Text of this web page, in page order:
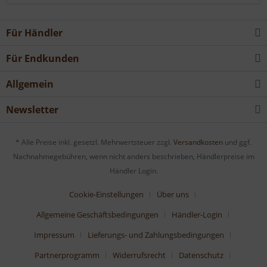
Für Händler
Für Endkunden
Allgemein
Newsletter
* Alle Preise inkl. gesetzl. Mehrwertsteuer zzgl. Versandkosten und ggf.
Nachnahmegebühren, wenn nicht anders beschrieben, Händlerpreise im
Händler Login.
Cookie-Einstellungen
Über uns
Allgemeine Geschäftsbedingungen
Händler-Login
Impressum
Lieferungs- und Zahlungsbedingungen
Partnerprogramm
Widerrufsrecht Datenschutz